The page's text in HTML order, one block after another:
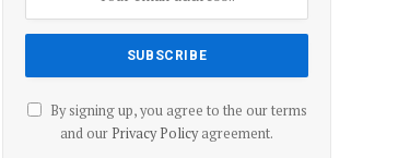
By signing up, you agree to the our terms
and our Privacy Policyagreement.